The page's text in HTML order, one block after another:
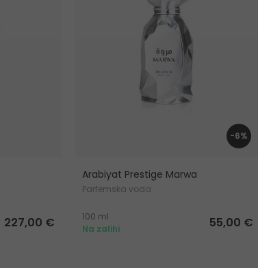
227,00 €
-6%
Arabiyat Prestige Marwa
Parfemska voda
100 ml
Na zalihi
55,00 €